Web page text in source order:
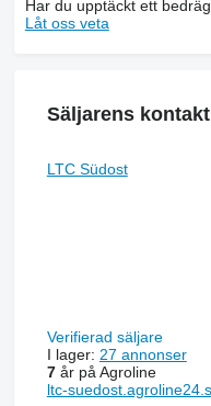
Har du upptäckt ett
Låt oss veta
Säljarens
LTC Südost
Verifierad säljare
I lager: 27 annonser
7år på Agroline
ltc-